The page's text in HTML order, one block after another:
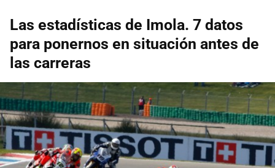
Las estadísticas de Imola. 7 datos
para ponernos en situación antes de
las carreras